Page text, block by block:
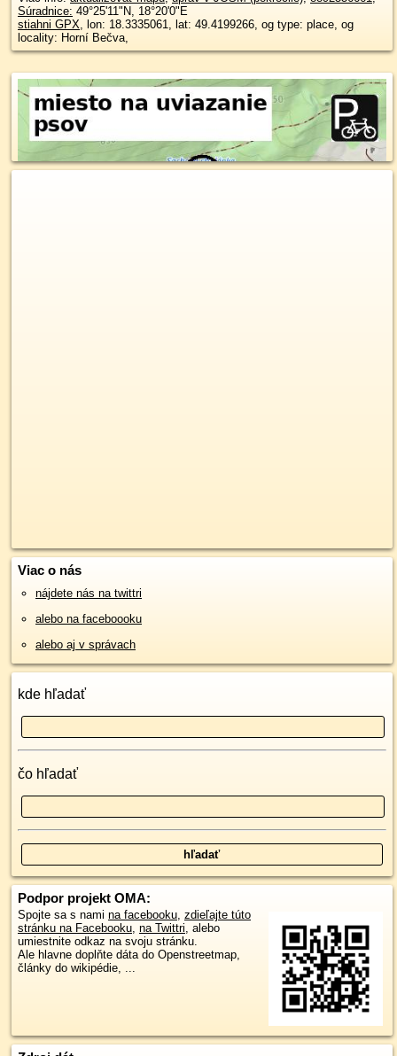
Súradnice: 49°25'11"N, 18°20'0"E
stiahni GPX, lon: 18.3335061, lat: 49.4199266, og type: place, og
locality: Horní Bečva,
Viac o nás
nájdete nás na twittri
alebo na faceboooku
alebo aj v správach
kde hľadať
čo hľadať
Podpor projekt OMA:
Spojte sa s nami na facebooku, zdieľajte túto
stránku na Facebooku, na Twittri, alebo
umiestnite odkaz na svoju stránku.
Ale hlavne doplňte dáta do Openstreetmap,
články do wikipédie, ...